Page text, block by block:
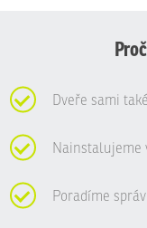
Dveře sami
Nainstalujeme
Poradíme